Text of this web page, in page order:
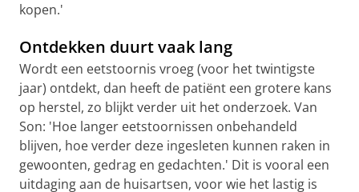
kopen.'
Ontdekken duurt vaak lang
Wordt een eetstoornis vroeg (voor het twintigste
jaar) ontdekt, dan heeft de patiënt een grotere kans
op herstel, zo blijkt verder uit het onderzoek. Van
Son: 'Hoe langer eetstoornissen onbehandeld
blijven, hoe verder deze ingesleten kunnen raken in
gewoonten, gedrag en gedachten.' Dit is vooral een
uitdaging aan de huisartsen, voor wie het lastig is